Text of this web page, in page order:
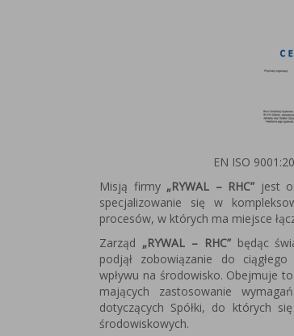
EN ISO
Misją firmy „RYWAL – RHC” jest
specjalizowanie się w
procesów, w których ma miejsce
Zarząd „RYWAL – RHC”będąc
podjął zobowiązanie do
wpływu na środowisko. Obejmuje
mających zastosowanie
dotyczących Spółki, do których
środowiskowych.